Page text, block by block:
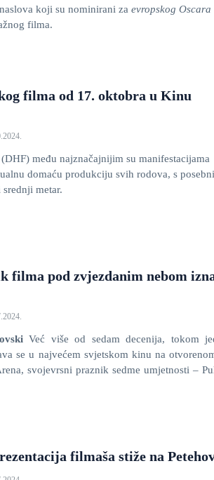
koji su nominirani za evropskog Oscara
filma.
filma od 17. oktobra u Kinu
među najznačajnijim su manifestacijama
domaću produkciju svih rodova, s
metar.
filma pod zvjezdanim nebom
Već više od sedam decenija, tokom
se u najvećem svjetskom kinu na
svojevrsni praznik sedme umjetnosti –
filmaša stiže na